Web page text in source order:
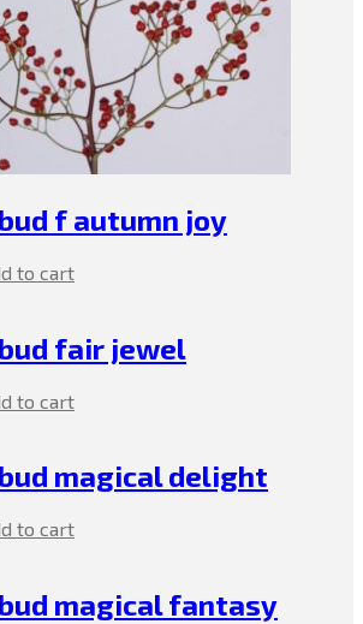
f autumn joy
to cart
fair jewel
to cart
magical delight
to cart
magical fantasy